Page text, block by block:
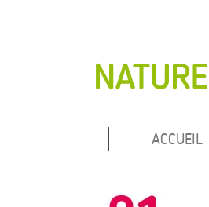
Nature Sciences
ACCUEIL